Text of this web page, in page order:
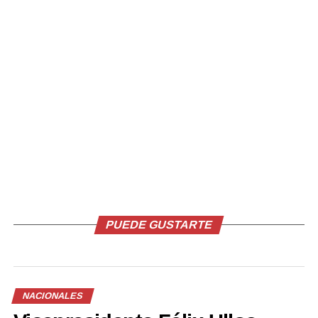
En «Nacionales»
Capturan a sujeto que
PUEDE GUSTARTE
NACIONALES